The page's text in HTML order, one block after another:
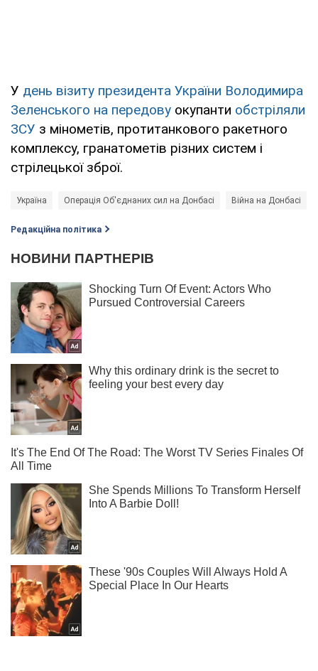
У день візиту президента України Володимира
Зеленського на передову окупанти обстріляли
ЗСУ з мінометів, протитанкового ракетного
комплексу, гранатометів різних систем і
стрілецької зброї.
Україна Операція Об'єднаних сил на Донбасі Війна на Донбасі
Редакційна політика